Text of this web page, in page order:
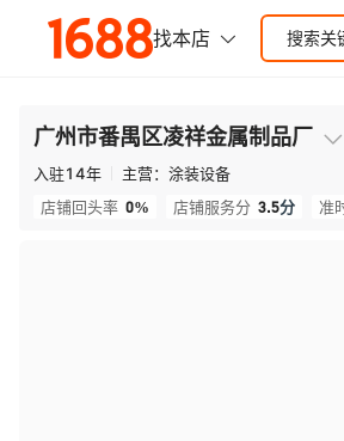
广州市番禺区凌祥金属制品厂
入驻14年 主营： 涂装设备
店铺回头率 0% 店铺服务分 3.5分 准